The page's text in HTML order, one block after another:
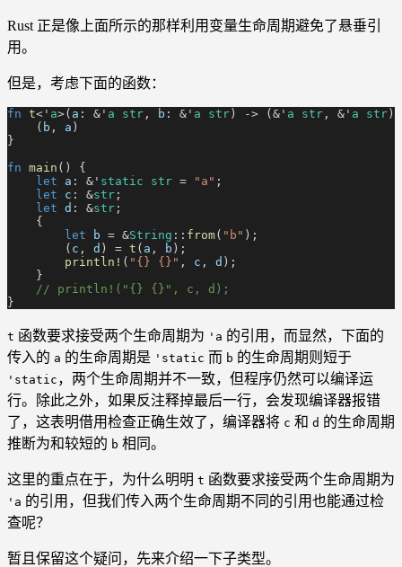
Rust 正是像上面所示的那样利用变量生命周期避免了悬垂引
用。
但是，考虑下面的函数：
fn t<' a>( a : &' a str , b : &' a str ) -> (&' a str , &' a str )
    (
b , a )
}
fn main () {
    let
a : &' static str = "a" ;
    let
c : &str ;
    let
d : &str ;
    {
        let
b = &String :: from( "b" );
        (
c , d ) = t ( a , b );
        println!
( "{} {}" , c , d );
    }
    // println!("{} {}", c, d);
}
t 函数要求接受两个生命周期为 'a 的引用，而显然，下面的
传入的 a 的生命周期是 'static 而 b 的生命周期则短于
'static ，两个生命周期并不一致，但程序仍然可以编译运
行。除此之外，如果反注释掉最后一行，会发现编译器报错
了，这表明借用检查正确生效了，编译器将 c 和 d 的生命周期
推断为和较短的 b 相同。
这里的重点在于，为什么明明 t 函数要求接受两个生命周期为
'a 的引用，但我们传入两个生命周期不同的引用也能通过检
查呢？
暂且保留这个疑问，先来介绍一下子类型。